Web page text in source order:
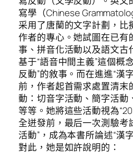
寫學（Chinese
采用了唐蘭的文字計劃，比
作者的專心。她試圖在已有
事、拼音化活動以及語文古
基于“語音中間主義”這個概
反動”的敘事。而在進進“漢
前，作者起首需求處置清末
動：切音字活動、簡字活動
等等。她將這些活動視為
全迸發前，最后一次測驗考
活動”，成為本書所論述“漢
對此，她是如許說明的：